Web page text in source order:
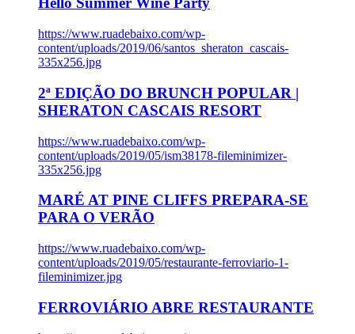
https://www.ruadebaixo.com/wp-
content/uploads/2019/06/santos_sheraton_cascais-
335x256.jpg
2ª EDIÇÃO DO BRUNCH POPULAR |
SHERATON CASCAIS RESORT
https://www.ruadebaixo.com/wp-
content/uploads/2019/05/ism38178-fileminimizer-
335x256.jpg
MARÉ AT PINE CLIFFS PREPARA-SE
PARA O VERÃO
https://www.ruadebaixo.com/wp-
content/uploads/2019/05/restaurante-ferroviario-1-
fileminimizer.jpg
FERROVIÁRIO ABRE RESTAURANTE